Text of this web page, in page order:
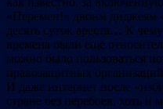
«Перемен!» двоим диджеям
десять суток ареста… К
времена были ещё
можно было пользоваться
правозащитных
И даже интернет после
стране без перебоев, хоть и